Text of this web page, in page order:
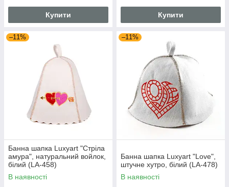
Купити Купити
–11%
Банна шапка Luxyart "Стріла
амура", натуральний войлок,
білий (LA-458)
В наявності
–11%
Банна шапка Luxyart "Love",
штучне хутро, білий (LA-478)
В наявності